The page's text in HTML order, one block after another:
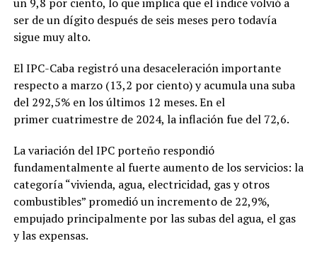
ser de un dígito después de seis meses pero todavía
sigue muy alto.
El IPC-Caba registró una desaceleración importante
respecto a marzo (13,2 por ciento) y acumula una suba
del 292,5% en los últimos 12 meses. En el
primer cuatrimestre de 2024, la inflación fue del 72,6.
La variación del IPC porteño respondió
fundamentalmente al fuerte aumento de los servicios: la
categoría “vivienda, agua, electricidad, gas y otros
combustibles” promedió un incremento de 22,9%,
empujado principalmente por las subas del agua, el gas
y las expensas.